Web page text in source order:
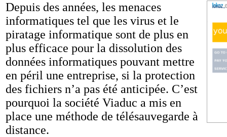
Depuis des années, les menaces
informatiques tel que les virus et le
piratage informatique sont de plus en
plus efficace pour la dissolution des
données informatiques pouvant mettre
en péril une entreprise, si la protection
des fichiers n’a pas été anticipée. C’est
pourquoi la société Viaduc a mis en
place une méthode de télésauvegarde à
distance.